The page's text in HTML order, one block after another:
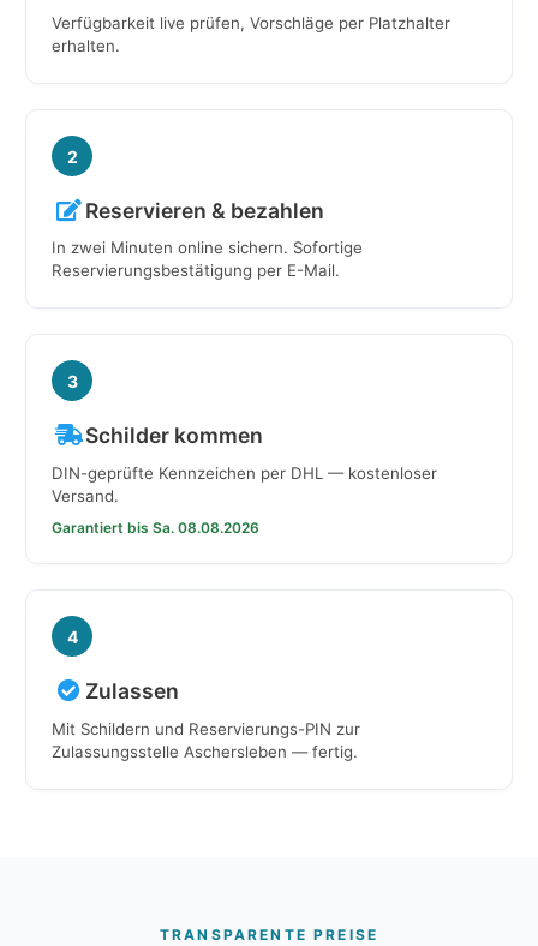
Verfügbarkeit live prüfen, Vorschläge per Platzhalter
erhalten.
2
Reservieren & bezahlen
In zwei Minuten online sichern. Sofortige
Reservierungsbestätigung per E-Mail.
3
Schilder kommen
DIN-geprüfte Kennzeichen per DHL — kostenloser
Versand.
Garantiert bis Sa. 08.08.2026
4
Zulassen
Mit Schildern und Reservierungs-PIN zur
Zulassungsstelle Aschersleben — fertig.
TRANSPARENTE PREISE